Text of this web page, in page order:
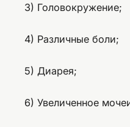
3) Головокружение;
4) Различные боли;
5) Диарея;
6) Увеличенное